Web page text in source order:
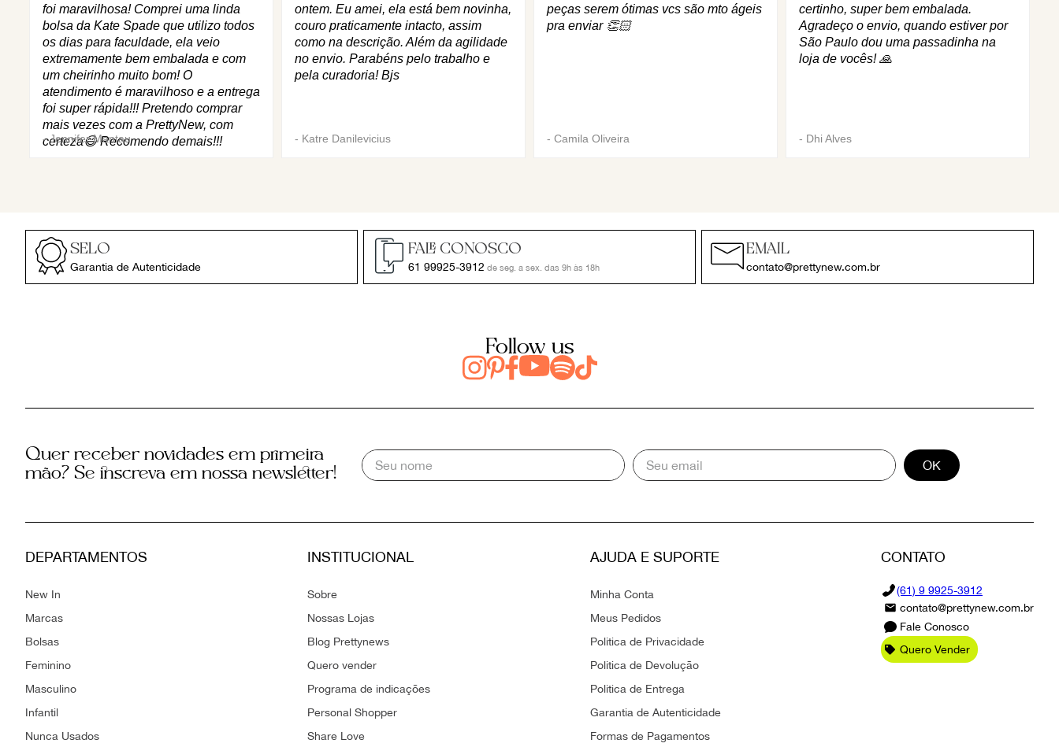
foi maravilhosa! Comprei uma linda
bolsa da Kate Spade que utilizo todos
os dias para faculdade, ela veio
extremamente bem embalada e com
um cheirinho muito bom! O
atendimento é maravilhoso e a entrega
foi super rápida!!! Pretendo comprar
mais vezes com a PrettyNew, com
certeza😄 Recomendo demais!!!
-Jennifer Mantau
ontem. Eu amei, ela está bem novinha,
couro praticamente intacto, assim
como na descrição. Além da agilidade
no envio. Parabéns pelo trabalho e
pela curadoria! Bjs
- Katre Danilevicius
peças serem ótimas vcs são mto ágeis
pra enviar 👏🏻
- Camila Oliveira
certinho, super bem embalada.
Agradeço o envio, quando estiver por
São Paulo dou uma passadinha na
loja de vocês! 🙏
- Dhi Alves
SELO
Garantia de Autenticidade
FALE CONOSCO
61 99925-3912 de seg. a sex. das 9h às 18h
EMAIL
contato@prettynew.com.br
Follow us
Quer receber novidades em primeira
mão? Se inscreva em nossa newsletter!
OK
DEPARTAMENTOS
New In
Marcas
Bolsas
Feminino
Masculino
Infantil
Nunca Usados
INSTITUCIONAL
Sobre
Nossas Lojas
Blog Prettynews
Quero vender
Programa de indicações
Personal Shopper
Share Love
AJUDA E SUPORTE
Minha Conta
Meus Pedidos
Politica de Privacidade
Politica de Devolução
Politica de Entrega
Garantia de Autenticidade
Formas de Pagamentos
CONTATO
(61) 9 9925-3912
contato@prettynew.com.br
Fale Conosco
Quero Vender